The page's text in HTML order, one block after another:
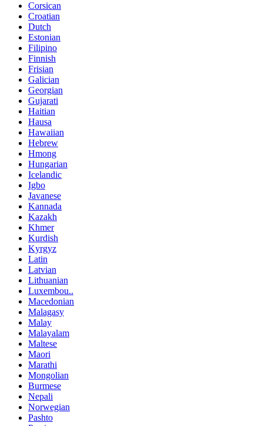
Corsican
Croatian
Dutch
Estonian
Filipino
Finnish
Frisian
Galician
Georgian
Gujarati
Haitian
Hausa
Hawaiian
Hebrew
Hmong
Hungarian
Icelandic
Igbo
Javanese
Kannada
Kazakh
Khmer
Kurdish
Kyrgyz
Latin
Latvian
Lithuanian
Luxembou..
Macedonian
Malagasy
Malay
Malayalam
Maltese
Maori
Marathi
Mongolian
Burmese
Nepali
Norwegian
Pashto